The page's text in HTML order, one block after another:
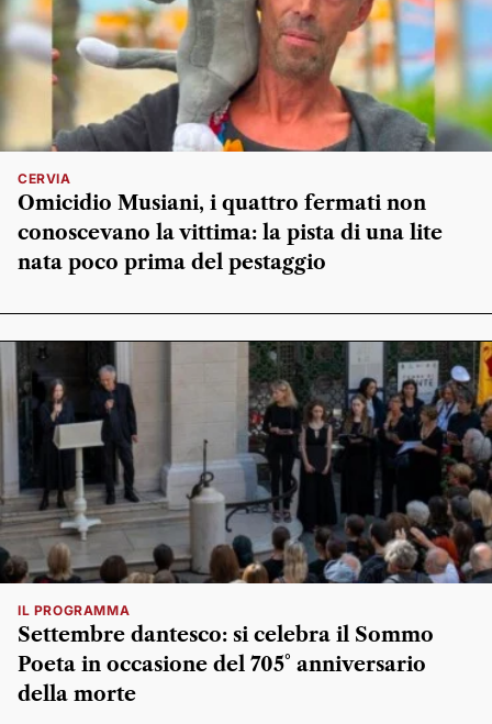
CERVIA
Omicidio Musiani, i quattro fermati non
conoscevano la vittima: la pista di una lite
nata poco prima del pestaggio
IL PROGRAMMA
Settembre dantesco: si celebra il Sommo
Poeta in occasione del 705° anniversario
della morte